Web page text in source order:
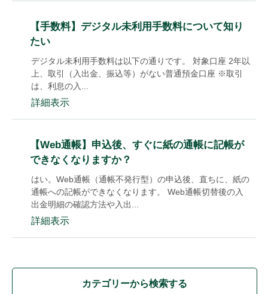
【手数料】デジタル未利用手数料について知り
たい
デジタル未利用手数料は以下の通りです。 対象口座 2年以
上、取引（入出金、振込等）がない普通預金口座 ※取引
は、利息の入...
詳細表示
【Web通帳】申込後、すぐに紙の通帳に記帳が
できなくなりますか？
はい。Web通帳（通帳不発行型）の申込後、直ちに、紙の
通帳への記帳ができなくなります。 Web通帳切替後の入
出金明細の確認方法や入出...
詳細表示
カテゴリーから検索する